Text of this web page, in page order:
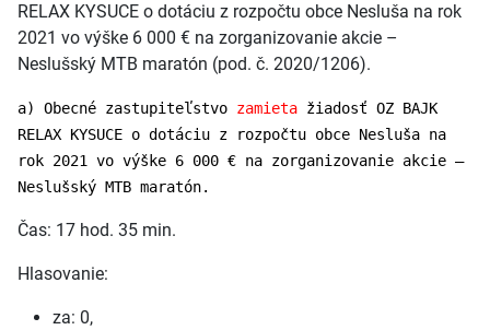
RELAX KYSUCE o dotáciu z rozpočtu obce Nesluša na rok
2021 vo výške 6 000 € na zorganizovanie akcie –
Neslušský MTB maratón (pod. č. 2020/1206).
a) Obecné zastupiteľstvo zamieta žiadosť OZ BAJK
RELAX KYSUCE o dotáciu z rozpočtu obce Nesluša na
rok 2021 vo výške 6 000 € na zorganizovanie akcie –
Neslušský MTB maratón.
Čas: 17 hod. 35 min.
Hlasovanie:
za: 0,